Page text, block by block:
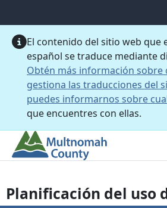
El contenido del sitio web que
español se traduce mediante
Obtén más información sobre
gestiona las traducciones del
puedes informarnos sobre
que encuentres con ellas.
Planificación del uso